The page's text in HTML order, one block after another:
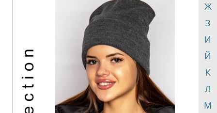
Ж
З
И
Й
К
Л
М